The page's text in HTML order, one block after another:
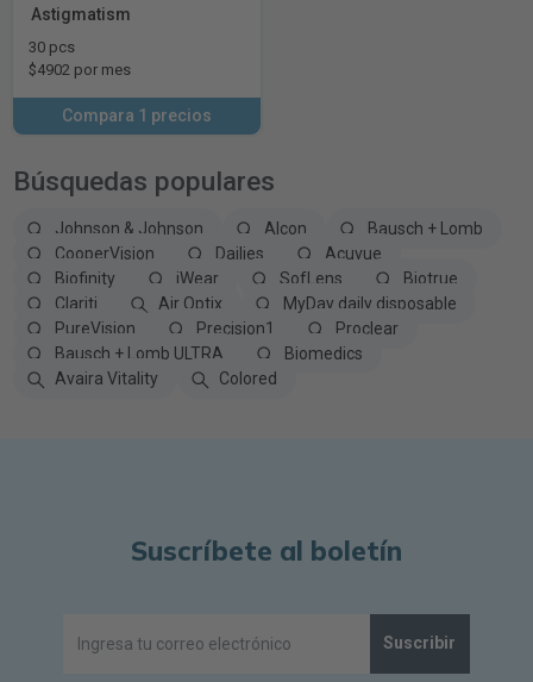
Astigmatism
30 pcs
$4902 por mes
Compara 1 precios
Búsquedas populares
Johnson & Johnson Alcon
Bausch + Lomb
CooperVision
Dailies
Acuvue
Biofinity
iWear SofLens
Biotrue
Clariti
Air Optix
MyDay daily disposable
PureVision
Precision1
Proclear
Bausch + Lomb ULTRA
Biomedics
Avaira Vitality
Colored
Suscríbete al boletín
Suscribir